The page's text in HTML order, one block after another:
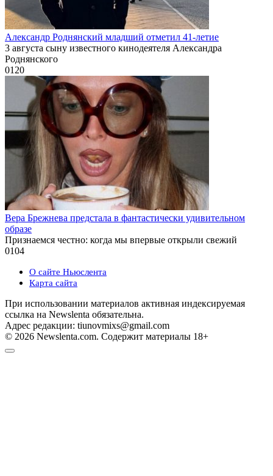
Александр Роднянский младший отметил 41-летие
3 августа сыну известного кинодеятеля Александра
Роднянского
0120
Вера Брежнева предстала в фантастически удивительном
образе
Признаемся честно: когда мы впервые открыли свежий
0104
О сайте Ньюслента
Карта сайта
При использовании материалов активная индексируемая
ссылка на Newslenta обязательна.
Адрес редакции: tiunovmixs@gmail.com
© 2026 Newslenta.com. Содержит материалы 18+